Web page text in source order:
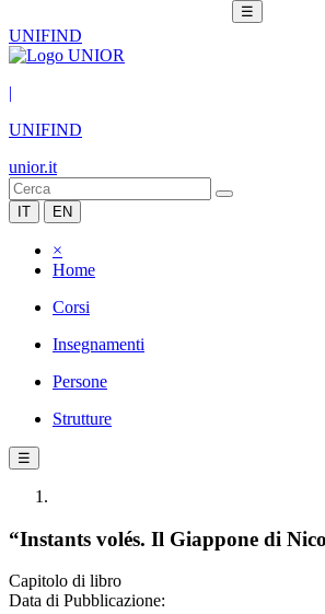
☰
UNIFIND
|
UNIFIND
unior.it
IT EN
×
Home
Corsi
Insegnamenti
Persone
Strutture
☰
“Instants volés. Il Giappone di
Capitolo di libro
Data di Pubblicazione: